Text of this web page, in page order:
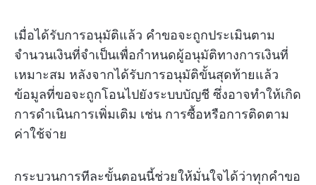
เมื่อได้รับการอนุมัติแล้ว คำขอจะถูกประเมินตาม
จำนวนเงินที่จำเป็นเพื่อกำหนดผู้อนุมัติทางการเงินที่
เหมาะสม หลังจากได้รับการอนุมัติขั้นสุดท้ายแล้ว
ข้อมูลที่ขอจะถูกโอนไปยังระบบบัญชี ซึ่งอาจทำให้เกิด
การดำเนินการเพิ่มเติม เช่น การซื้อหรือการติดตาม
ค่าใช้จ่าย
กระบวนการทีละขั้นตอนนี้ช่วยให้มั่นใจได้ว่าทุกคำขอ